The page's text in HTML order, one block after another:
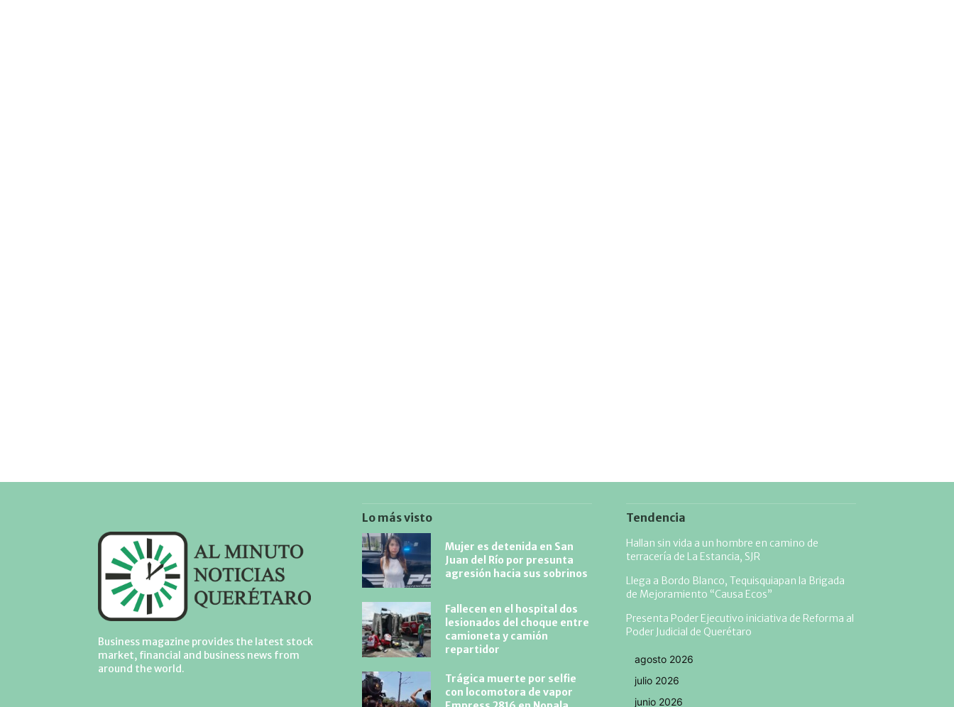
Business magazine provides the latest stock
market, financial and business news from
around the world.
Lo más visto
Mujer es detenida en San
Juan del Río por presunta
agresión hacia sus sobrinos
Fallecen en el hospital dos
lesionados del choque entre
camioneta y camión
repartidor
Trágica muerte por selfie
con locomotora de vapor
Tendencia
Hallan sin vida a un hombre en camino de
terracería de La Estancia, SJR
Llega a Bordo Blanco, Tequisquiapan la Brigada
de Mejoramiento “Causa Ecos”
Presenta Poder Ejecutivo iniciativa de Reforma al
Poder Judicial de Querétaro
agosto 2026
julio 2026
junio 2026